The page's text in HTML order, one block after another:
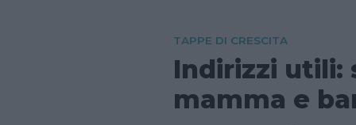
TAPPE DI CRESCITA
Indirizzi
mamma e